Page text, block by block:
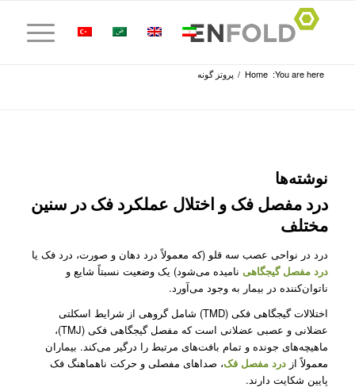
You are here:
Home
/ پروتز گونه
نوشته‌ها
درد مفصل فک و اختلال عملکرد فک در سنین
مختلف
درد در نواحی عصب سه قلو (که معمولاً درد دهان و صورت، درد فک یا
درد مفصل گیجگاهی نامیده می‌شود) یک وضعیت نسبتاً شایع و
ناتوان‌کننده در بیمار به وجود می‌آورد.
اختلالات گیجگاهی فکی (TMD) شامل گروهی از شرایط اسکلتی
عضلانی و عصبی عضلانی است که مفصل گیجگاهی فکی (TMJ)،
ماهیچه‌های جونده و تمام بافت‌های مرتبط را درگیر می‌کند. بیماران
معمولاً از درد مفصل فک، صداهای مفصلی و حرکت ناهماهنگ فک
پایین شکایت دارند.